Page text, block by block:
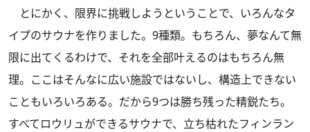
とにかく、限界に挑戦しようということで、いろんなタ
イプのサウナを作りました。9種類。もちろん、夢なんて無
限に出てくるわけで、それを全部叶えるのはもちろん無
理。ここはそんなに広い施設ではないし、構造上できない
こともいろいろある。だから9つは勝ち残った精鋭たち。
すべてロウリュができるサウナで、立ち枯れたフィンラン